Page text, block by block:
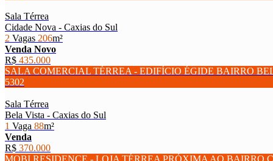
Sala Térrea
Cidade Nova - Caxias do Sul
2 Vagas 206m²
Venda Novo
R$ 435.000
SALA COMERCIAL TÉRREA - EDIFÍCIO ÉGIDE BAIRRO
5302
Sala Térrea
Bela Vista - Caxias do Sul
1 Vaga 88m²
Venda
R$ 370.000
MOBI RESIDENCE - LOJA TÉRREA PRÓXIMA AO BAIRRO